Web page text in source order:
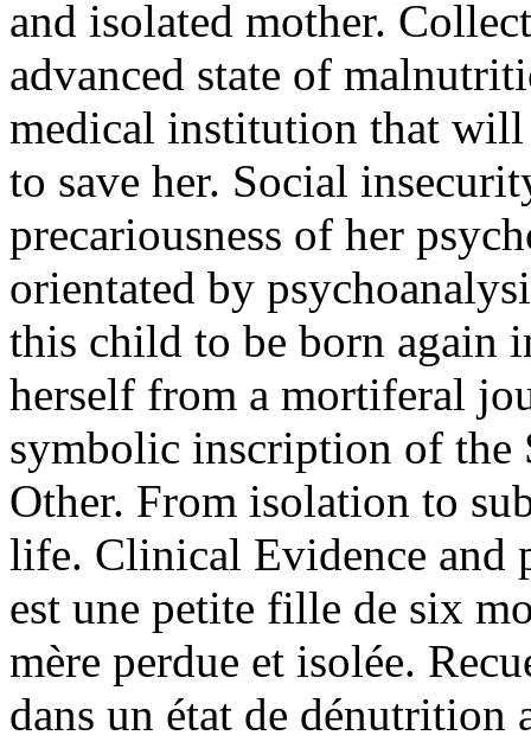
and isolated mother.
advanced state of
medical institution that will
to save her. Social
precariousness of her
orientated by
this child to be born again
herself from a mortiferal
symbolic inscription of the
Other. From isolation to
life. Clinical Evidence and
est une petite fille de six
mère perdue et isolée.
dans un état de dénutrition